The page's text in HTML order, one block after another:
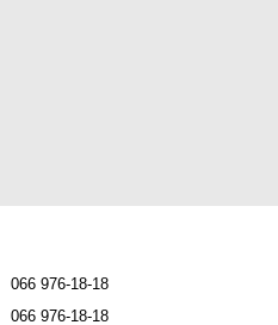
066 976-18-18
066 976-18-18